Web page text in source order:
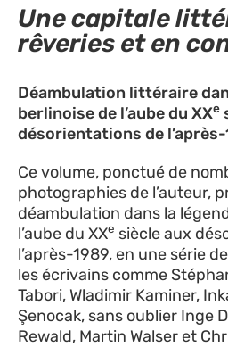
Une capitale
rêveries et en
Déambulation littéraire
berlinoise de l’aube du XXe
désorientations de l’après-
Ce volume, ponctué de
photographies de l’auteur,
déambulation dans la
l’aube du XXe siècle aux
l’après-1989, en une série
les écrivains comme
Tabori, Wladimir Kaminer,
Şenocak, sans oublier Inge
Rewald, Martin Walser et